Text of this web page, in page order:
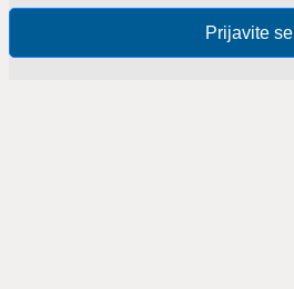
Prijavite se